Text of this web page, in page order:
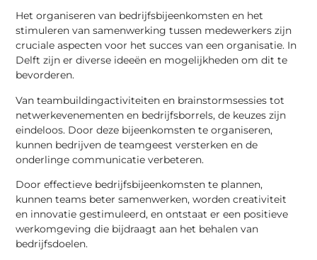
Het organiseren van bedrijfsbijeenkomsten en het
stimuleren van samenwerking tussen medewerkers zijn
cruciale aspecten voor het succes van een organisatie. In
Delft zijn er diverse ideeën en mogelijkheden om dit te
bevorderen.
Van teambuildingactiviteiten en brainstormsessies tot
netwerkevenementen en bedrijfsborrels, de keuzes zijn
eindeloos. Door deze bijeenkomsten te organiseren,
kunnen bedrijven de teamgeest versterken en de
onderlinge communicatie verbeteren.
Door effectieve bedrijfsbijeenkomsten te plannen,
kunnen teams beter samenwerken, worden creativiteit
en innovatie gestimuleerd, en ontstaat er een positieve
werkomgeving die bijdraagt aan het behalen van
bedrijfsdoelen.